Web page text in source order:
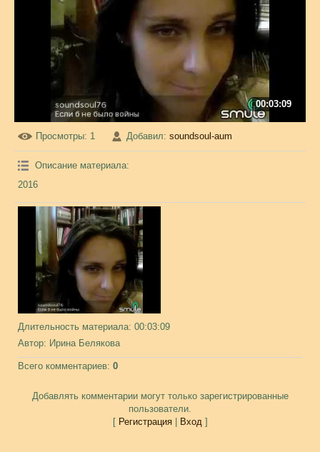
00:03:09
Просмотры: 1 Добавил: soundsoul-aum
Описание материала:
2016
Длительность материала: 00:03:09
Автор: Ирина Белякова
Всего комментариев: 0
Добавлять комментарии могут только зарегистрированные
пользователи.
[ Регистрация| Вход]